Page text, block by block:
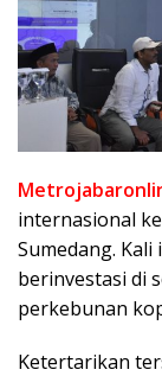
internasional
Sumedang.
berinvestasi di
perkebunan
Ketertarikan